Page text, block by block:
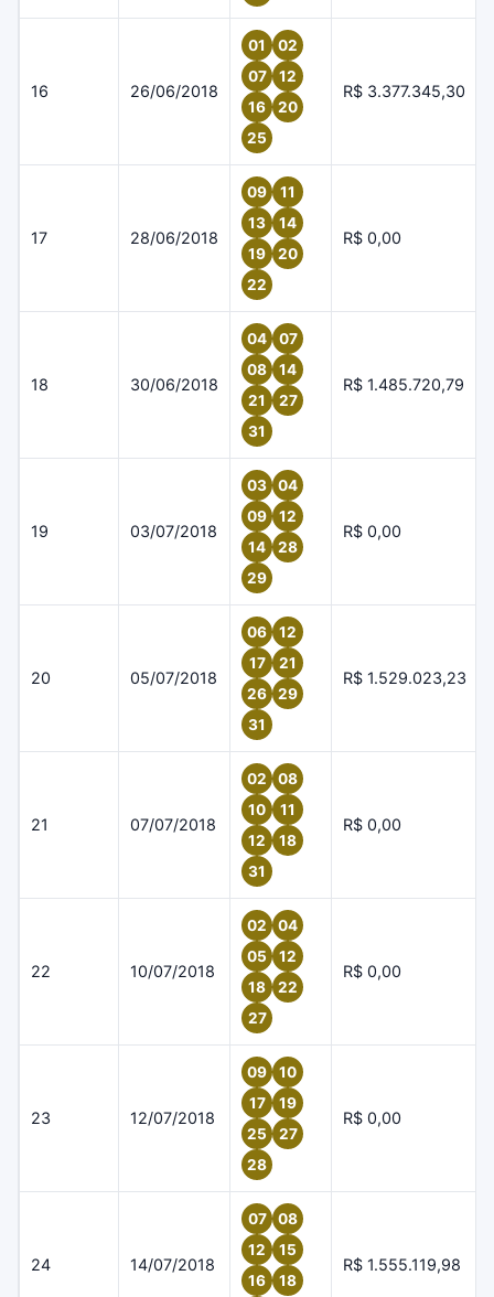
16 26/06/2018
01
02
07
12
16
20
25
R$ 3.377.345,30
17 28/06/2018
09
11
13
14
19
20
22
R$ 0,00
18 30/06/2018
04
07
08
14
21
27
31
R$ 1.485.720,79
19 03/07/2018
03
04
09
12
14
28
29
R$ 0,00
20 05/07/2018
06
12
17
21
26
29
31
R$ 1.529.023,23
21 07/07/2018
02
08
10
11
12
18
31
R$ 0,00
22 10/07/2018
02
04
05
12
18
22
27
R$ 0,00
23 12/07/2018
09
10
17
19
25
27
28
R$ 0,00
24 14/07/2018
07
08
12
15
16
18
R$ 1.555.119,98